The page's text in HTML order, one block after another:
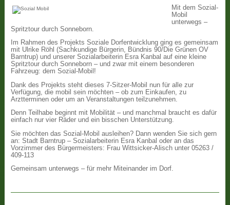
Mit dem Sozial-
Mobil
unterwegs –
Spritztour durch Sonneborn.
Im Rahmen des Projekts Soziale Dorfentwicklung ging es gemeinsam
mit Ulrike Röhl (Sachkundige Bürgerin, Bündnis 90/Die Grünen OV
Barntrup) und unserer Sozialarbeiterin Esra Kanbal auf eine kleine
Spritztour durch Sonneborn – und zwar mit einem besonderen
Fahrzeug: dem Sozial-Mobil!
Dank des Projekts steht dieses 7-Sitzer-Mobil nun für alle zur
Verfügung, die mobil sein möchten – ob zum Einkaufen, zu
Arztterminen oder um an Veranstaltungen teilzunehmen.
Denn Teilhabe beginnt mit Mobilität – und manchmal braucht es dafür
einfach nur vier Räder und ein bisschen Unterstützung.
Sie möchten das Sozial-Mobil ausleihen? Dann wenden Sie sich gern
an: Stadt Barntrup – Sozialarbeiterin Esra Kanbal oder an das
Vorzimmer des Bürgermeisters: Frau Wittsicker-Alisch unter 05263 /
409-113
Gemeinsam unterwegs – für mehr Miteinander im Dorf.